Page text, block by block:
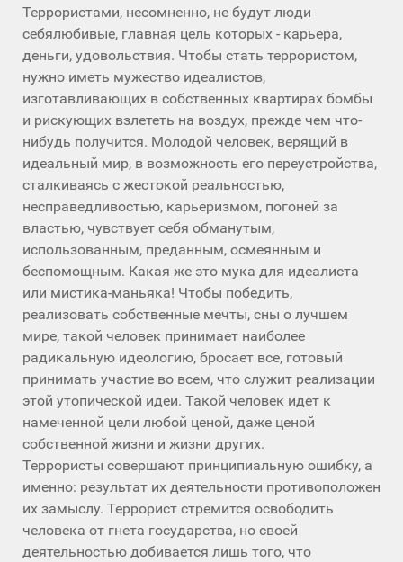
Террористами, несомненно, не будут люди
себялюбивые, главная цель которых - карьера,
деньги, удовольствия. Чтобы стать террористом,
нужно иметь мужество идеалистов,
изготавливающих в собственных квартирах бомбы
и рискующих взлететь на воздух, прежде чем что-
нибудь получится. Молодой человек, верящий в
идеальный мир, в возможность его переустройства,
сталкиваясь с жестокой реальностью,
несправедливостью, карьеризмом, погоней за
властью, чувствует себя обманутым,
использованным, преданным, осмеянным и
беспомощным. Какая же это мука для идеалиста
или мистика-маньяка! Чтобы победить,
реализовать собственные мечты, сны о лучшем
мире, такой человек принимает наиболее
радикальную идеологию, бросает все, готовый
принимать участие во всем, что служит реализации
этой утопической идеи. Такой человек идет к
намеченной цели любой ценой, даже ценой
собственной жизни и жизни других.
Террористы совершают принципиальную ошибку, а
именно: результат их деятельности противоположен
их замыслу. Террорист стремится освободить
человека от гнета государства, но своей
деятельностью добивается лишь того, что